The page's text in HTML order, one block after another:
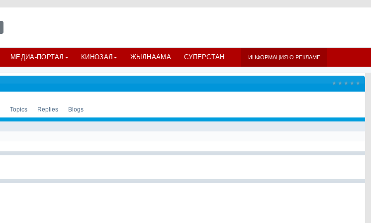
МЕДИА-ПОРТАЛ КИНОЗАЛ ЖЫЛНААМА СУПЕРСТАН ИНФОРМАЦИЯ О РЕКЛАМЕ
Topics Replies Blogs